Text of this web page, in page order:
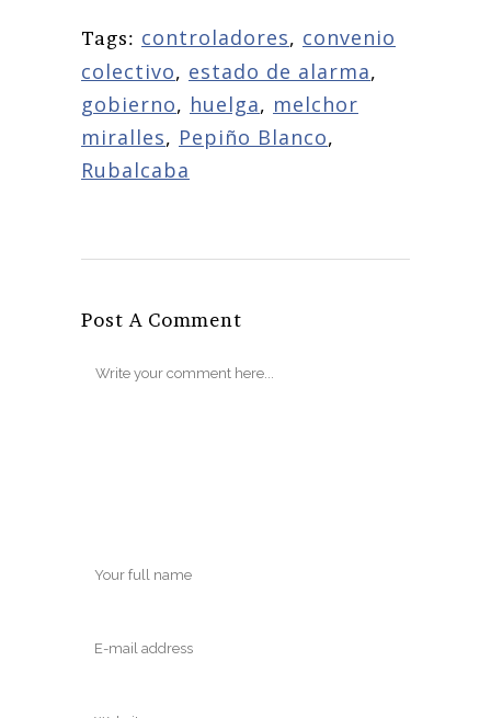
Tags: controladores, convenio
colectivo, estado de alarma,
gobierno, huelga, melchor
miralles, Pepiño Blanco,
Rubalcaba
Post A Comment